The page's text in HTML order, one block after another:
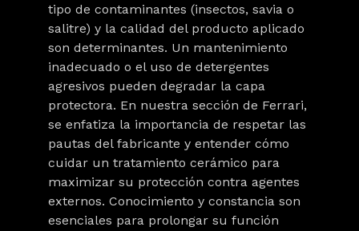
tipo de contaminantes (insectos, savia o
salitre) y la calidad del producto aplicado
son determinantes. Un mantenimiento
inadecuado o el uso de detergentes
agresivos pueden degradar la capa
protectora. En nuestra sección de Ferrari,
se enfatiza la importancia de respetar las
pautas del fabricante y entender cómo
cuidar un tratamiento cerámico para
maximizar su protección contra agentes
externos. Conocimiento y constancia son
esenciales para prolongar su función